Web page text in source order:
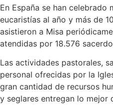
En España se han celebrado
eucaristías al año y más de
asistieron a Misa
atendidas por 18.576
Las actividades pastorales,
personal ofrecidas por la
gran cantidad de recursos
y seglares entregan lo mejor